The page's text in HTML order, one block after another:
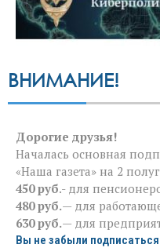
ВНИМАНИЕ!
Дорогие друзья!
Началась основная
«Наша газета» на 2
450 руб.- для
480 руб.— для
630 руб.— для
Вы не забыли подписаться